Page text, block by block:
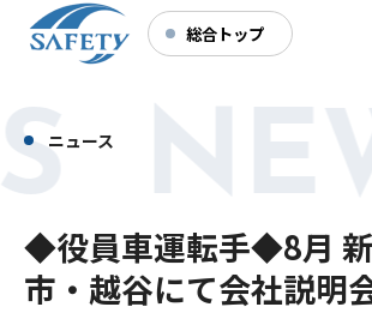
総合トップ
ニュース
◆役員車運転手◆8月
市・越谷にて会社説明